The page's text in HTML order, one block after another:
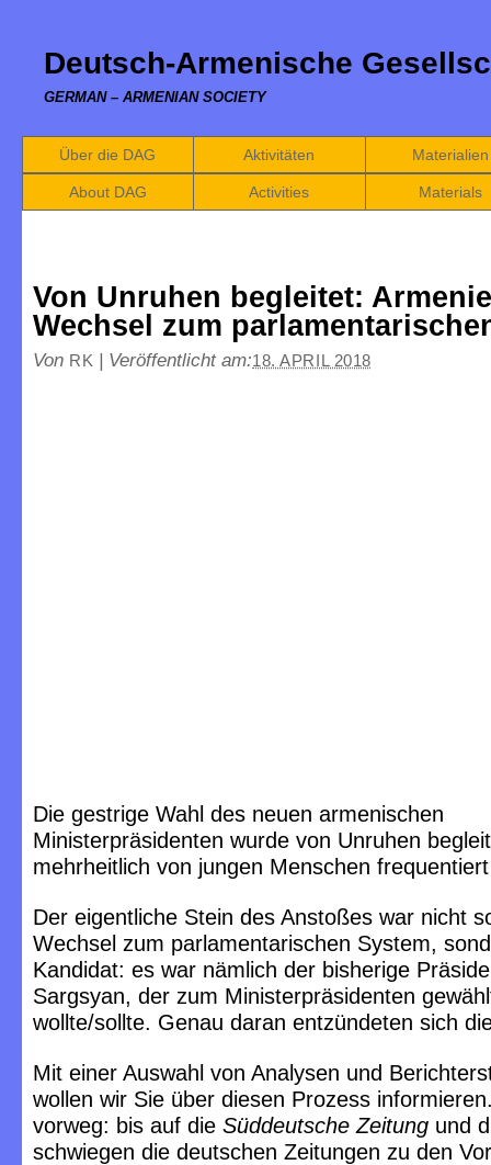
Deutsch-Armenische
GERMAN – ARMENIAN SOCIETY
Über die DAG Aktivitäten Materialien
About DAG Activities Materials
Von Unruhen begleitet:
Wechsel zum
Von RK | Veröffentlicht am:18. APRIL 2018
Die gestrige Wahl des neuen armenischen
Ministerpräsidenten wurde von Unruhen
mehrheitlich von jungen Menschen
Der eigentliche Stein des Anstoßes war nicht
Wechsel zum parlamentarischen System,
Kandidat: es war nämlich der bisherige
Sargsyan, der zum Ministerpräsidenten
wollte/sollte. Genau daran entzündeten sich
Mit einer Auswahl von Analysen und
wollen wir Sie über diesen Prozess
vorweg: bis auf die Süddeutsche Zeitung und
schwiegen die deutschen Zeitungen zu den